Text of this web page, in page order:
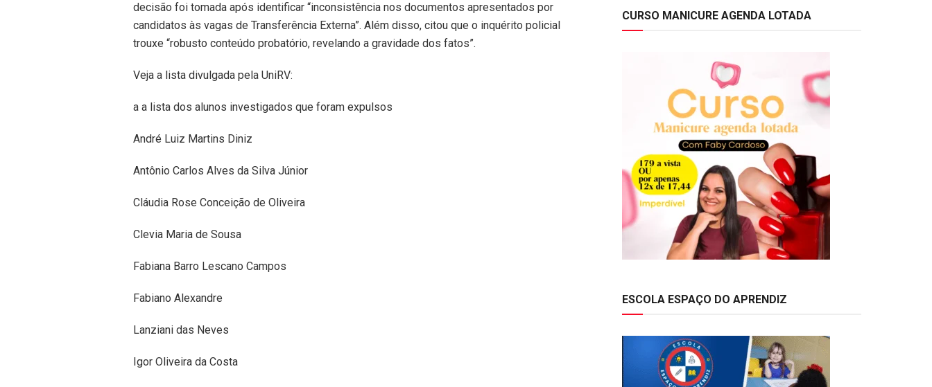
decisão foi tomada após identificar “inconsistência nos documentos apresentados por
candidatos às vagas de Transferência Externa”. Além disso, citou que o inquérito policial
trouxe “robusto conteúdo probatório, revelando a gravidade dos fatos”.
Veja a lista divulgada pela UniRV:
a a lista dos alunos investigados que foram expulsos
André Luiz Martins Diniz
Antônio Carlos Alves da Silva Júnior
Cláudia Rose Conceição de Oliveira
Clevia Maria de Sousa
Fabiana Barro Lescano Campos
Fabiano Alexandre
Lanziani das Neves
Igor Oliveira da Costa
CURSO MANICURE AGENDA LOTADA
ESCOLA ESPAÇO DO APRENDIZ